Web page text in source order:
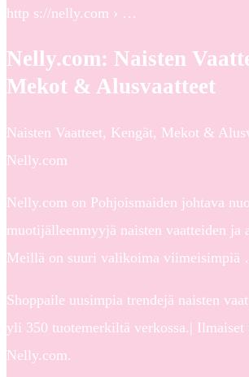
http s://nelly.com › …
Nelly.com: Naisten
Mekot & Alusvaatteet
Naisten Vaatteet, Kengät, Mekot &
Nelly.com
Nelly.com on Pohjoismaiden johtava
muotijälleenmyyjä naisten vaatteiden ja
Meillä on suuri valikoima viimeisimpiä
Shoppaile uusimpia trendejä naisten
yli 350 tuotemerkiltä verkossa.|
Nelly.com.